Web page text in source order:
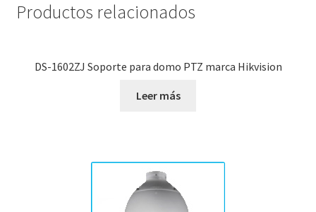
Productos relacionados
DS-1602ZJ Soporte para domo PTZ marca Hikvision
Leer más